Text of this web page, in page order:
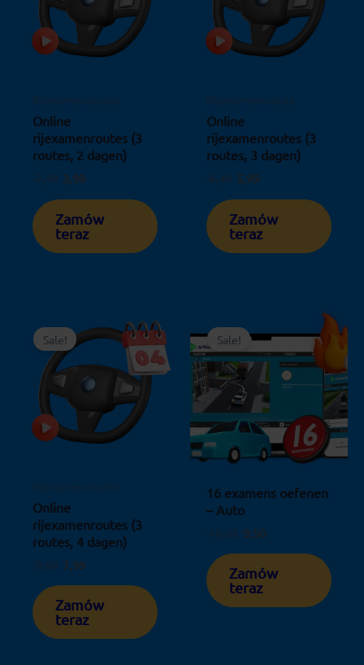
Online
rijexamenroutes (3
routes, 2 dagen)
3,99
Zamów
teraz
Online
rijexamenroutes (3
routes, 3 dagen)
5,99
Zamów
teraz
Sale!
Online
rijexamenroutes (3
routes, 4 dagen)
cena
wynosiła:
9,99.
7,99
cena
wynosi:
7,99.
Zamów
teraz
Sale!
16 examens oefenen
– Auto
cena
wynosiła:
19,25.
9,50
cena
9,50.
Zamów
teraz